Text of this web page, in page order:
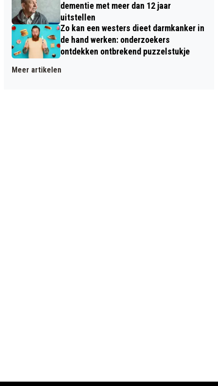
dementie met meer dan 12 jaar
uitstellen
Zo kan een westers dieet darmkanker in
de hand werken: onderzoekers
ontdekken ontbrekend puzzelstukje
Meer artikelen